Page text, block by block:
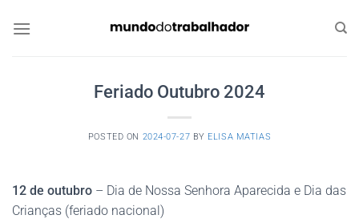
Feriado Outubro 2024
POSTED ON 2024-07-27 BY ELISA MATIAS
12 de outubro – Dia de Nossa Senhora Aparecida e Dia das
Crianças (feriado nacional)